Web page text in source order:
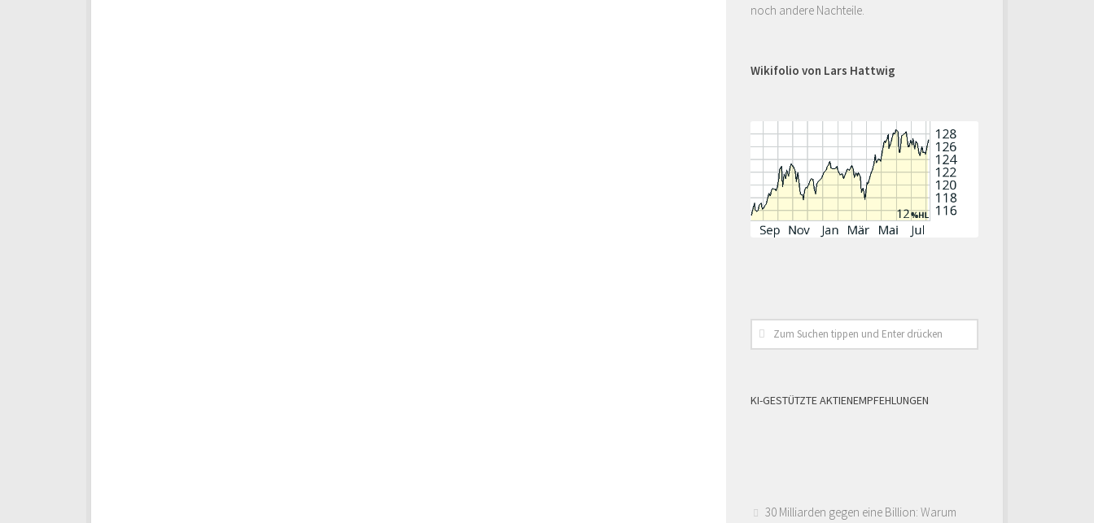
noch andere Nachteile.
Wikifolio von Lars Hattwig
KI-GESTÜTZTE AKTIENEMPFEHLUNGEN
30 Milliarden gegen eine Billion: Warum